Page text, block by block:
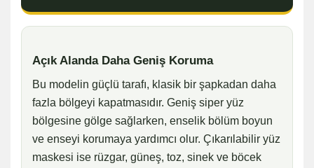
Açık Alanda Daha Geniş Koruma
Bu modelin güçlü tarafı, klasik bir şapkadan daha
fazla bölgeyi kapatmasıdır. Geniş siper yüz
bölgesine gölge sağlarken, enselik bölüm boyun
ve enseyi korumaya yardımcı olur. Çıkarılabilir yüz
maskesi ise rüzgar, güneş, toz, sinek ve böcek